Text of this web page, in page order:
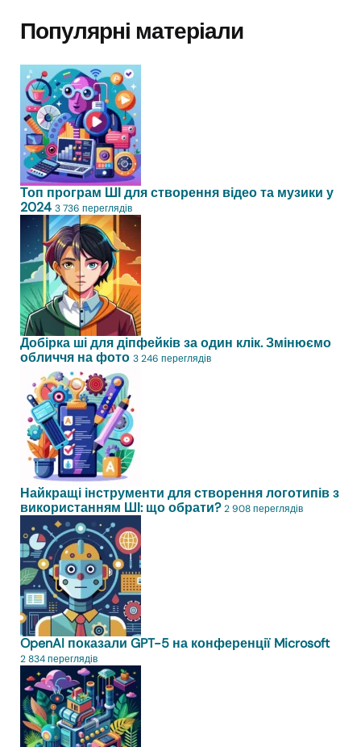
Популярні матеріали
Топ програм ШІ для створення відео та музики у
2024 3 736 переглядів
Добірка ші для діпфейків за один клік. Змінюємо
обличчя на фото 3 246 переглядів
Найкращі інструменти для створення логотипів з
використанням ШІ: що обрати? 2 908 переглядів
OpenAI показали GPT-5 на конференції Microsoft
2 834 переглядів